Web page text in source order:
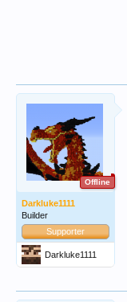
Offline
Darkluke1111
Builder
Supporter
Darkluke1111